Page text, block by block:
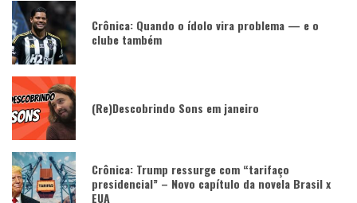
Crônica: Quando o ídolo vira problema — e o
clube também
(Re)Descobrindo Sons em janeiro
Crônica: Trump ressurge com “tarifaço
presidencial” – Novo capítulo da novela Brasil x
EUA